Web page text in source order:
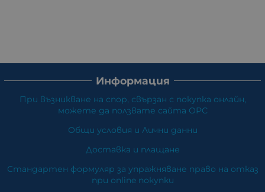
Информация
При възникване на спор, свързан с покупка онлайн,
можете да ползвате сайта ОРС
Общи условия и Лични данни
Доставка и плащане
Стандартен формуляр за упражняване право на отказ
при online покупки